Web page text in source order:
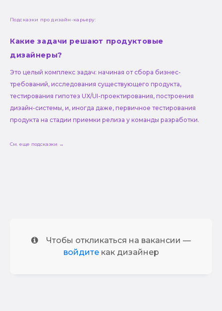
Подсказки про дизайн-карьеру:
Какие задачи решают продуктовые
дизайнеры?
Это целый комплекс задач: начиная от сбора бизнес-
требований, исследования существующего продукта,
тестирования гипотез UX/UI-проектирования, построения
дизайн-системы, и, иногда даже, первичное тестирования
продукта на стадии приемки релиза у команды разработки.
См. еще подсказки →
Чтобы откликаться на вакансии —
войдитекак дизайнер